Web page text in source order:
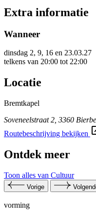
Extra informatie
Wanneer
dinsdag 2, 9, 16 en 23.03.27
telkens van 20:00 tot 22:00
Locatie
Bremtkapel
Soveneelstraat 2, 3360
Routebeschrijving bekijken
Ontdek meer
Toon alles van Cultuur
Vorige
vorming